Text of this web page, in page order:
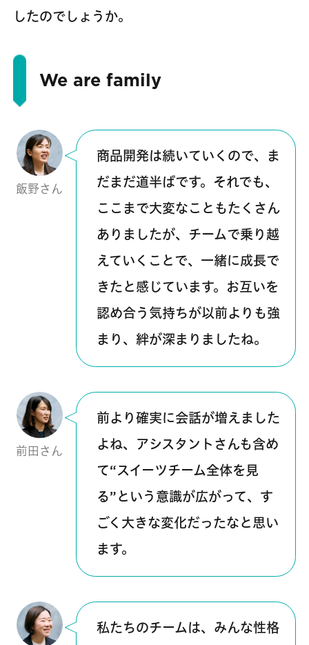
したのでしょうか。
We are family
飯野さん
商品開発は続いていくので、ま
だまだ道半ばです。それでも、
ここまで大変なこともたくさん
ありましたが、チームで乗り越
えていくことで、一緒に成長で
きたと感じています。お互いを
認め合う気持ちが以前よりも強
まり、絆が深まりましたね。
前田さん
前より確実に会話が増えました
よね、アシスタントさんも含め
て“スイーツチーム全体を見
る”という意識が広がって、す
ごく大きな変化だったなと思い
ます。
私たちのチームは、みんな性格